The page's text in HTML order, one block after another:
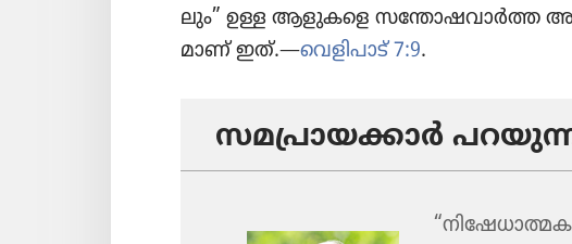
ലും” ഉള്ള ആളുകളെ സന്തോ​ഷ​വാർത്ത
മാണ്‌ ഇത്‌.—വെളി​പാട്‌ 7:9.
സമപ്രാ​യ​ക്കാർ